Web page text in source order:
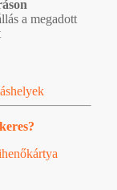
a megadott